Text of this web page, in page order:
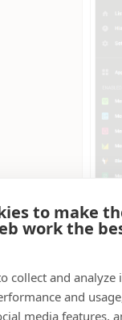
1.
to make
work the
collect and
and
media features,